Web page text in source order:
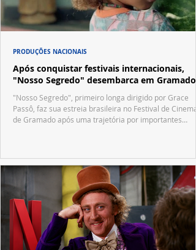
Após conquistar festivais internacionais,
"Nosso Segredo" desembarca em Gramado
"Nosso Segredo", primeiro longa dirigido por Grace
Passô, faz sua estreia brasileira no Festival de Cinema
de Gramado após uma trajetória por importantes
PRODUÇÕES NACIONAIS